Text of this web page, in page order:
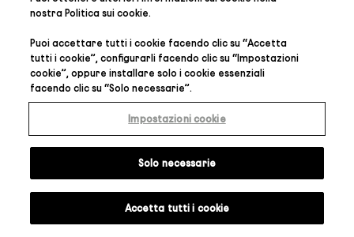
nostraPolitica sui cookie.
Puoi accettare tutti i cookie facendo clic su “Accetta
tutti i cookie”, configurarli facendo clic su “Impostazioni
cookie”, oppure installare solo i cookie essenziali
facendo clic su “Solo necessarie”.
Impostazioni cookie
Solo necessarie
Accetta tutti i cookie